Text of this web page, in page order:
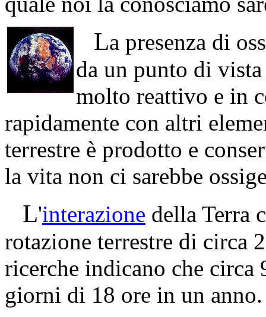
La presenza di
da un punto di
molto reattivo e in
rapidamente con altri
terrestre è prodotto e
la vita non ci sarebbe
L'interazione della Terra
rotazione terrestre di circa
ricerche indicano che
giorni di 18 ore in un anno.